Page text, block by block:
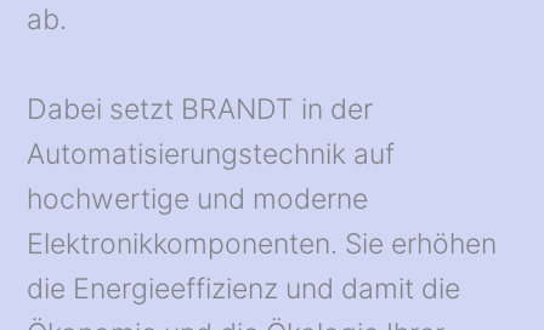
ab.
Dabei setzt BRANDT in der
Automatisierungstechnik auf
hochwertige und moderne
Elektronikkomponenten. Sie erhöhen
die Energieeffizienz und damit die